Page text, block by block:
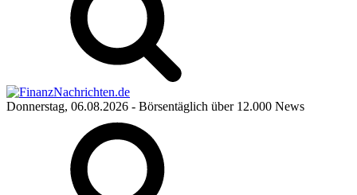
Donnerstag, 06.08.2026 - Börsentäglich über 12.000 News